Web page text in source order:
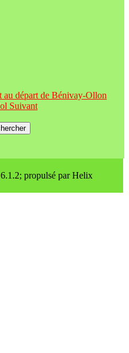
au départ de Bénivay-Ollon
Suivant
propulsé par Helix